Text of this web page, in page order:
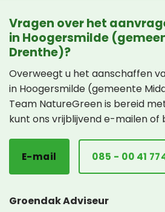
Vragen over het
in Hoogersmilde
Drenthe)?
Overweegt u het aanschaffen
in Hoogersmilde (gemeente
Team NatureGreen is bereid
kunt ons vrijblijvend e-mailen of
E-mail 085 - 00 41
Groendak Adviseur